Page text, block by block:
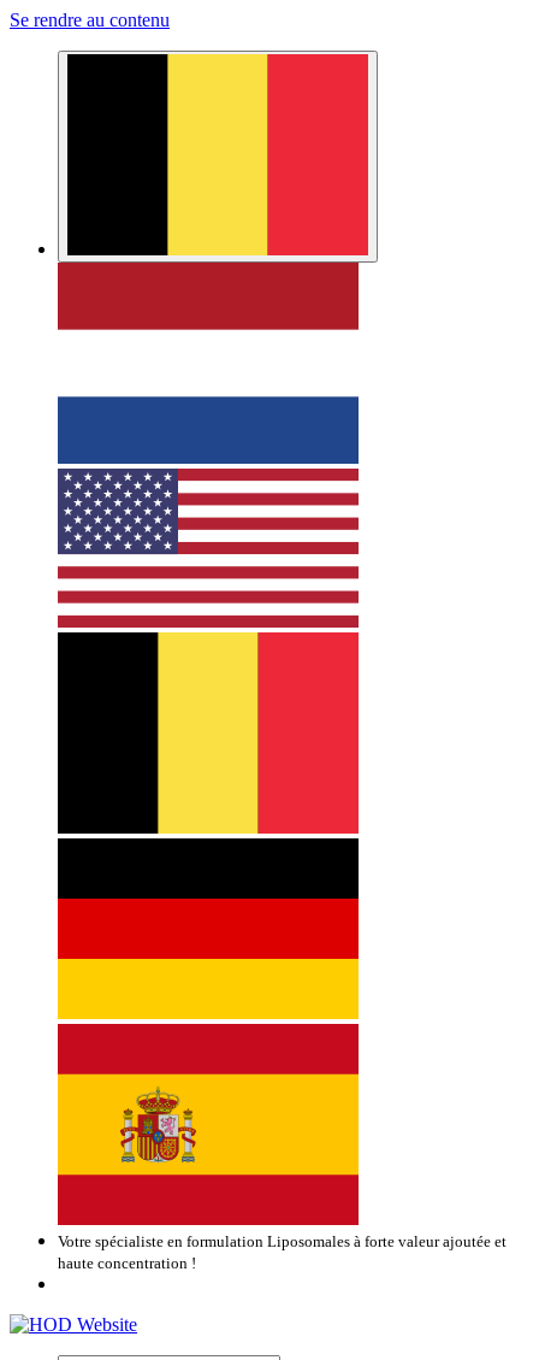
Se rendre au contenu
Votre spécialiste en formulation Liposomales à forte valeur ajoutée et
haute concentration !